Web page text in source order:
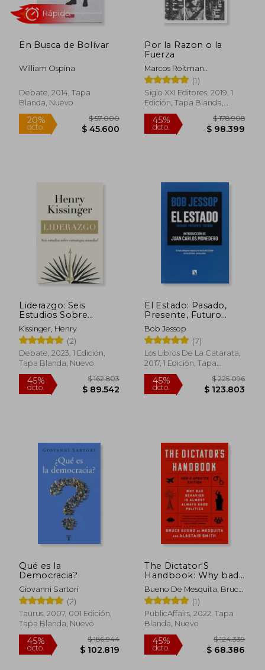
45% $ 138.896 20%
45% 20%
Rápido
En Busca de Bolívar
William Ospina
Debate, 2014, Tapa
Blanda, Nuevo
20%
dcto. $ 45.600
Rápido
Por la Razon o la
Fuerza
Marcos Roitman
Rosenmann (1)
Siglo XXI Editores, 2019, 1
Edición, Tapa Blanda,
Nuevo
45%
dcto. $
Liderazgo: Seis
Estudios Sobre
Estrategia Mundial
Kissinger, Henry
(2)
Debate, 2023, 1 Edición,
Tapa Blanda, Nuevo
El Estado: Pasado,
Presente, Futuro
(Mayor)
Bob Jessop
(7)
Los Libros De La Catarata,
2017, 1 Edición, Tapa
Blanda, Nuevo
Qué es la
Democracia?
Giovanni Sartori
(2)
Taurus, 2007, 001 Edición,
Tapa Blanda, Nuevo
The Dictator'S
Handbook: Why bad
Behavior is Almost
Always Good Politics
(en Inglés)
Bueno De Mesquita, Bruce
; Smith, Alastair
(1)
PublicAffairs, 2022, Tapa
Blanda, Nuevo